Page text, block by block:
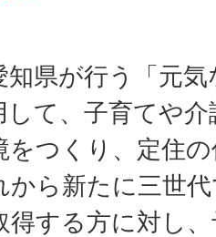
知県が行う「元
して、子育てや
をつくり、定住
から新たに三世
得する方に対し